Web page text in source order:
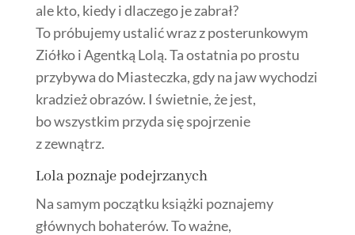
ale kto, kiedy i dlaczego je zabrał?
To próbujemy ustalić wraz z posterunkowym
Ziółko i Agentką Lolą. Ta ostatnia po prostu
przybywa do Miasteczka, gdy na jaw wychodzi
kradzież obrazów. I świetnie, że jest,
bo wszystkim przyda się spojrzenie
z zewnątrz.
Lola poznaje podejrzanych
Na samym początku książki poznajemy
głównych bohaterów. To ważne,